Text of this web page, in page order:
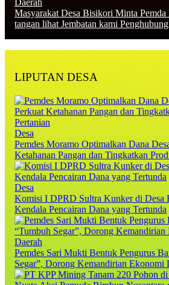
Masyarakat Desa Bisikori Minta Pemda
tangan lihat Jembatan kami
LIPUTAN DESA
Desa
Pemdes Moramo Optimalkan Dana
Ketahanan Pangan dan Tingkatkan
Desa
Komisi I DPRD Sultra Kunker di Desa
Kendala Pencairan Dana yang Tertunda
Daerah
Pemdes Sari Mukti Bentuk Pengurus
Segar”, Dorong Kemandirian Ekonomi